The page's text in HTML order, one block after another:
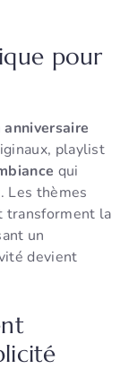
pour
anniversaire
playlist
qui
Les thèmes
transforment la
un
devient